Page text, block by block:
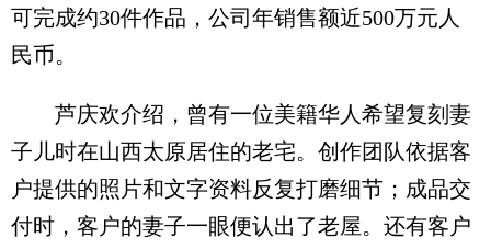
可完成约30件作品，公司年销售额近500万元人
民币。
芦庆欢介绍，曾有一位美籍华人希望复刻妻
子儿时在山西太原居住的老宅。创作团队依据客
户提供的照片和文字资料反复打磨细节；成品交
付时，客户的妻子一眼便认出了老屋。还有客户